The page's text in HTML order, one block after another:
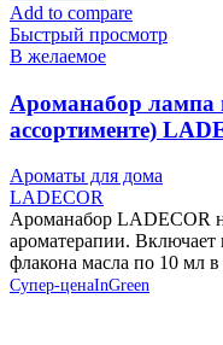
Add to compare
Быстрый просмотр
В желаемое
Ароманабор лампа
ассортименте)
Ароматы для дома
LADECOR
Ароманабор LADECOR
ароматерапии.
флакона масла по 10 мл
Супер-ценаInGreen